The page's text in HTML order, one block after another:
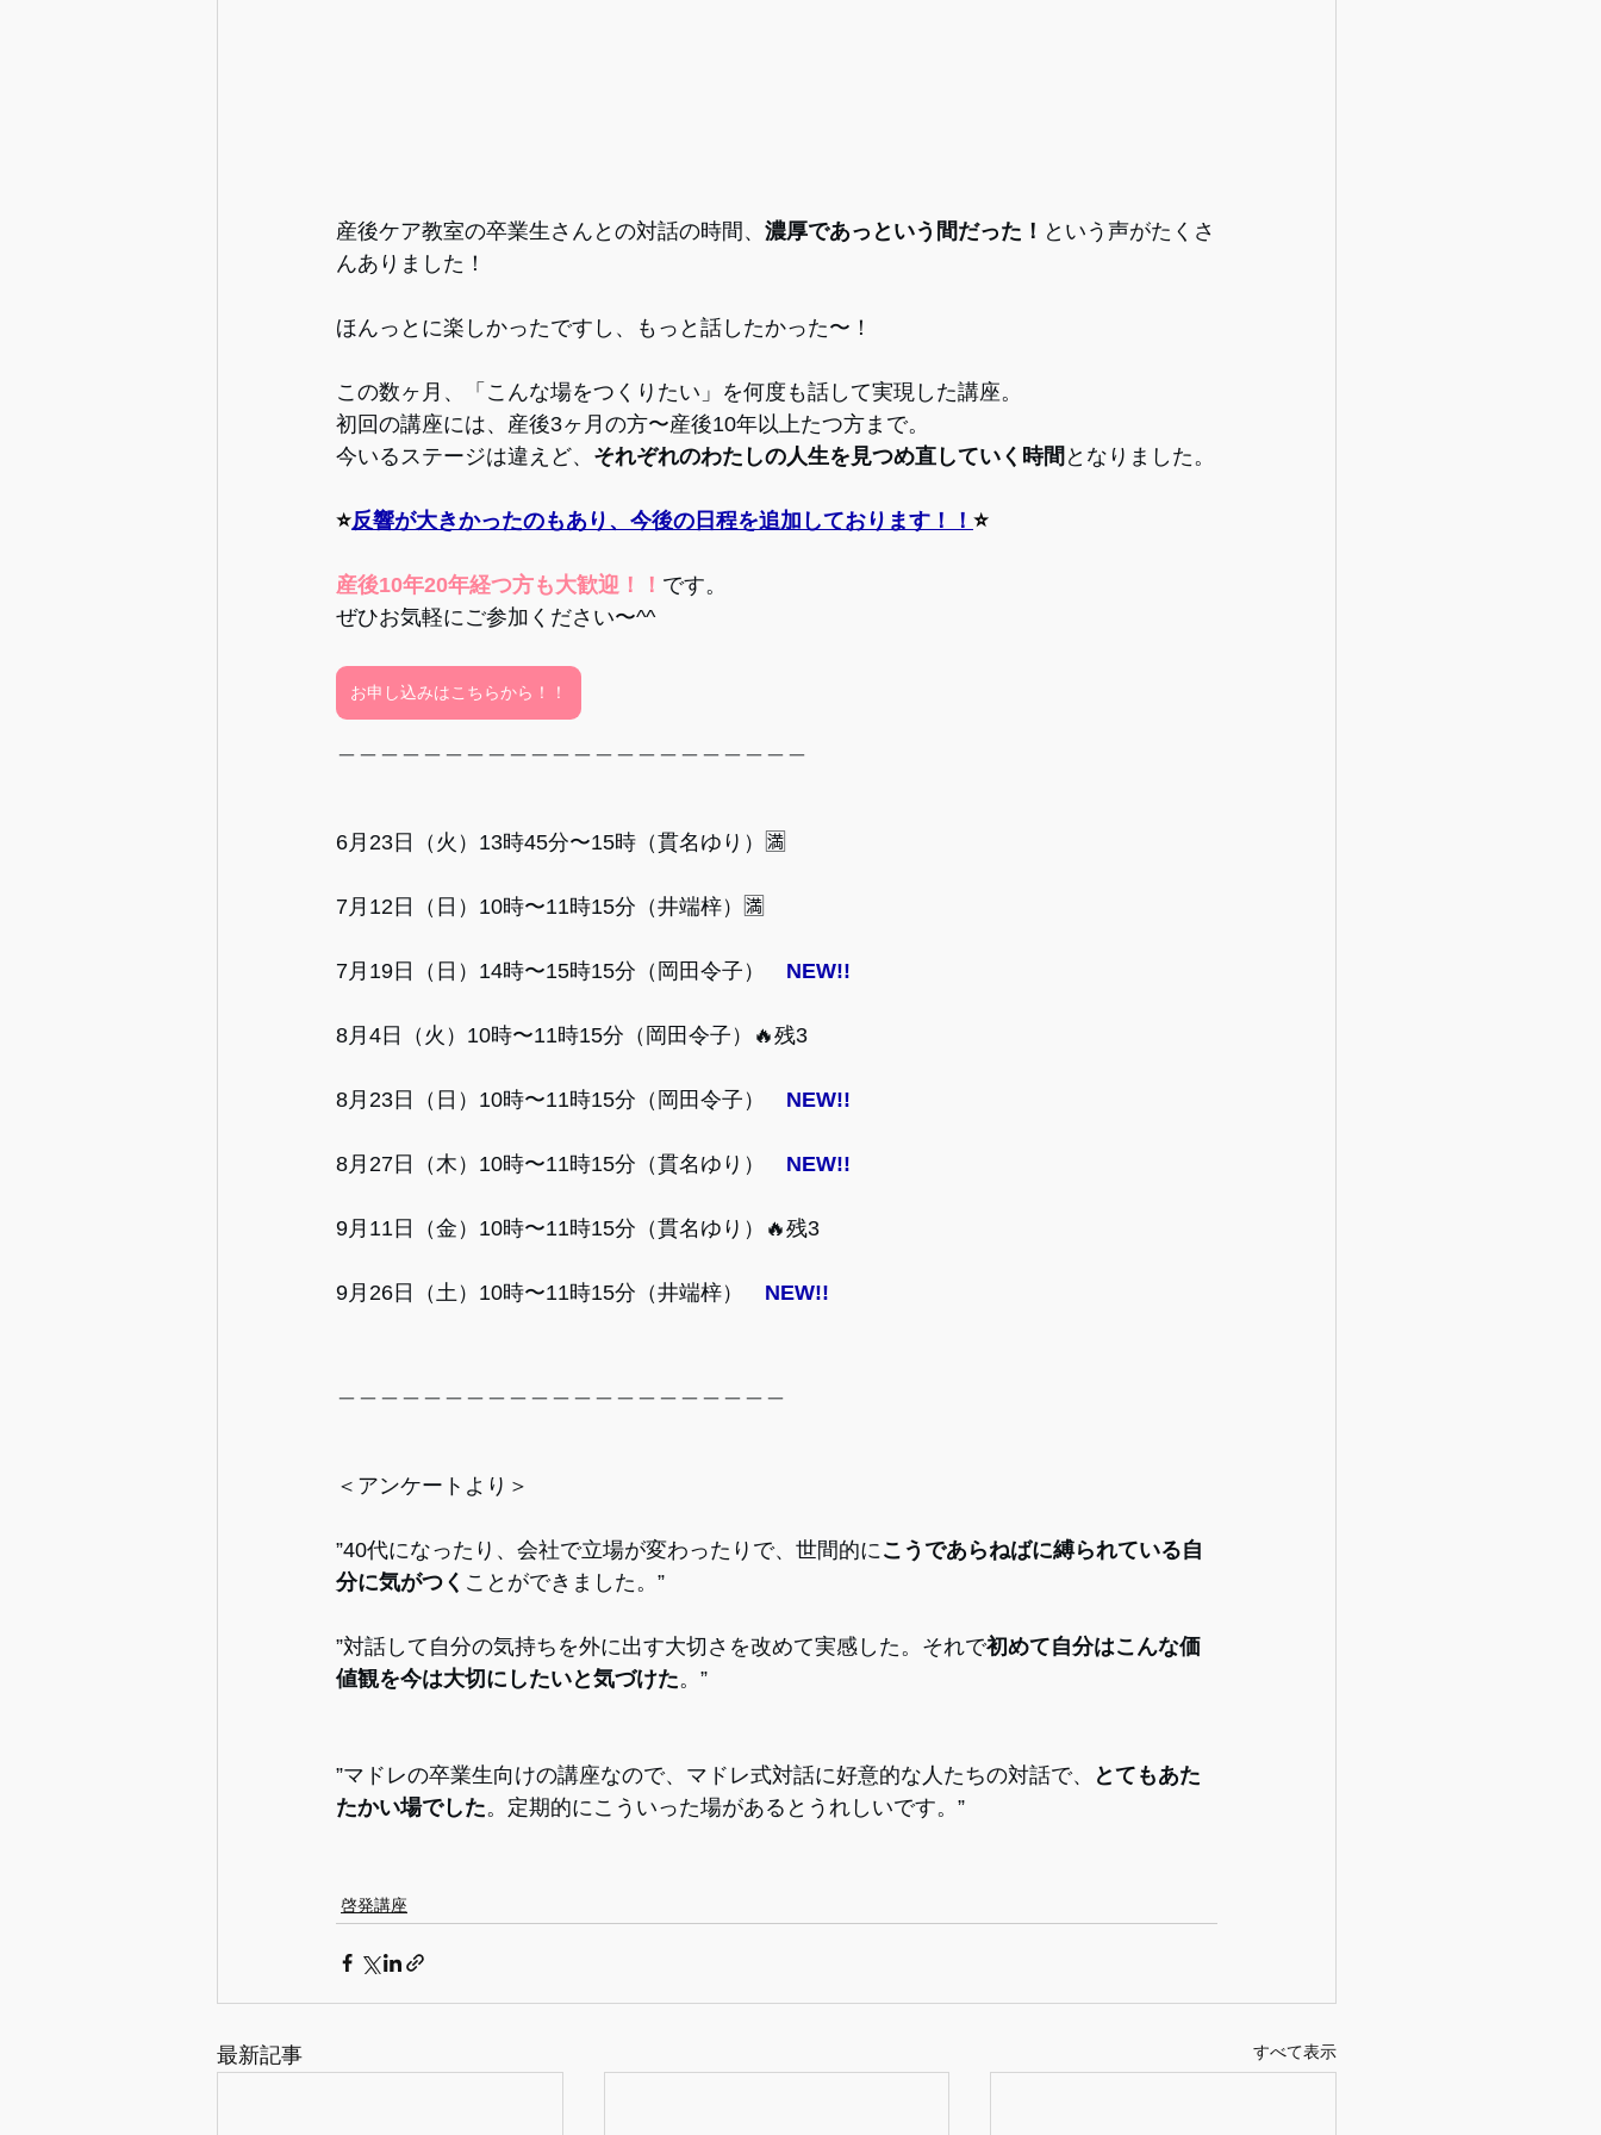
産後ケア教室の卒業生さんとの対話の時間、 濃厚であっという間だった！ という声がたくさ
んありました！
ほんっとに楽しかったですし、もっと話したかった〜！
この数ヶ月、「こんな場をつくりたい」を何度も話して実現した講座。
初回の講座には、産後3ヶ月の方〜産後10年以上たつ方まで。
今いるステージは違えど、 それぞれのわたしの人生を見つめ直していく時間 となりました。
⭐️反響が大きかったのもあり、今後の日程を追加しております！！ ⭐️
産後10年20年経つ方も大歓迎！！ です。
ぜひお気軽にご参加ください〜^^
お申し込みはこちらから！！
6月23日（火）13時45分〜15時（貫名ゆり）🈵
7月12日（日）10時〜11時15分（井端梓）🈵
7月19日（日）14時〜15時15分（岡田令子） NEW!!
8月4日（火）10時〜11時15分（岡田令子） 🔥残3
8月23日（日）10時〜11時15分（岡田令子） NEW!!
8月27日（木）10時〜11時15分（貫名ゆり） NEW!!
9月11日（金）10時〜11時15分（貫名ゆり）🔥残3
9月26日（土）10時〜11時15分（井端梓） NEW!!
＜アンケートより＞
”40代になったり、会社で立場が変わったりで、世間的に こうであらねばに縛られている自
分に気がつく ことができました。”
”対話して自分の気持ちを外に出す大切さを改めて実感した。それで初めて自分はこんな価
値観を今は大切にしたいと気づけた。”
”マドレの卒業生向けの講座なので、マドレ式対話に好意的な人たちの対話で、
とてもあた
たかい場でした。定期的にこういった場があるとうれしいです。”
啓発講座
最新記事 すべて表示